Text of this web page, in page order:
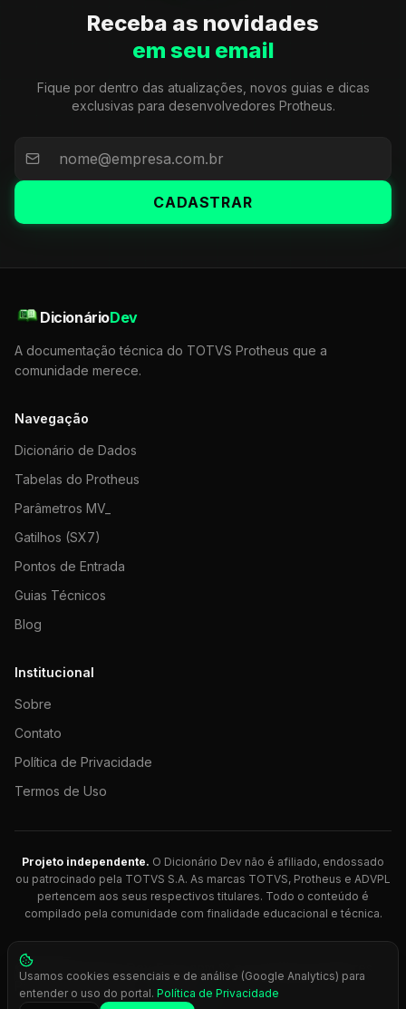
Receba as novidades
em seu email
Fique por dentro das atualizações, novos guias e dicas
exclusivas para desenvolvedores Protheus.
CADASTRAR
DicionárioDev
A documentação técnica do TOTVS Protheus que a
comunidade merece.
Navegação
Dicionário de Dados
Tabelas do Protheus
Parâmetros MV_
Gatilhos (SX7)
Pontos de Entrada
Guias Técnicos
Blog
Institucional
Sobre
Contato
Política de Privacidade
Termos de Uso
Projeto independente. O Dicionário Dev não é afiliado, endossado
ou patrocinado pela TOTVS S.A. As marcas TOTVS, Protheus e ADVPL
pertencem aos seus respectivos titulares. Todo o conteúdo é
compilado pela comunidade com finalidade educacional e técnica.
© 2026 Dicionário Dev. Feito com 💚 para desenvolvedores
Protheus.
Press Ctrl+K
Usamos cookies essenciais e de análise (Google Analytics) para
entender o uso do portal. Política de Privacidade